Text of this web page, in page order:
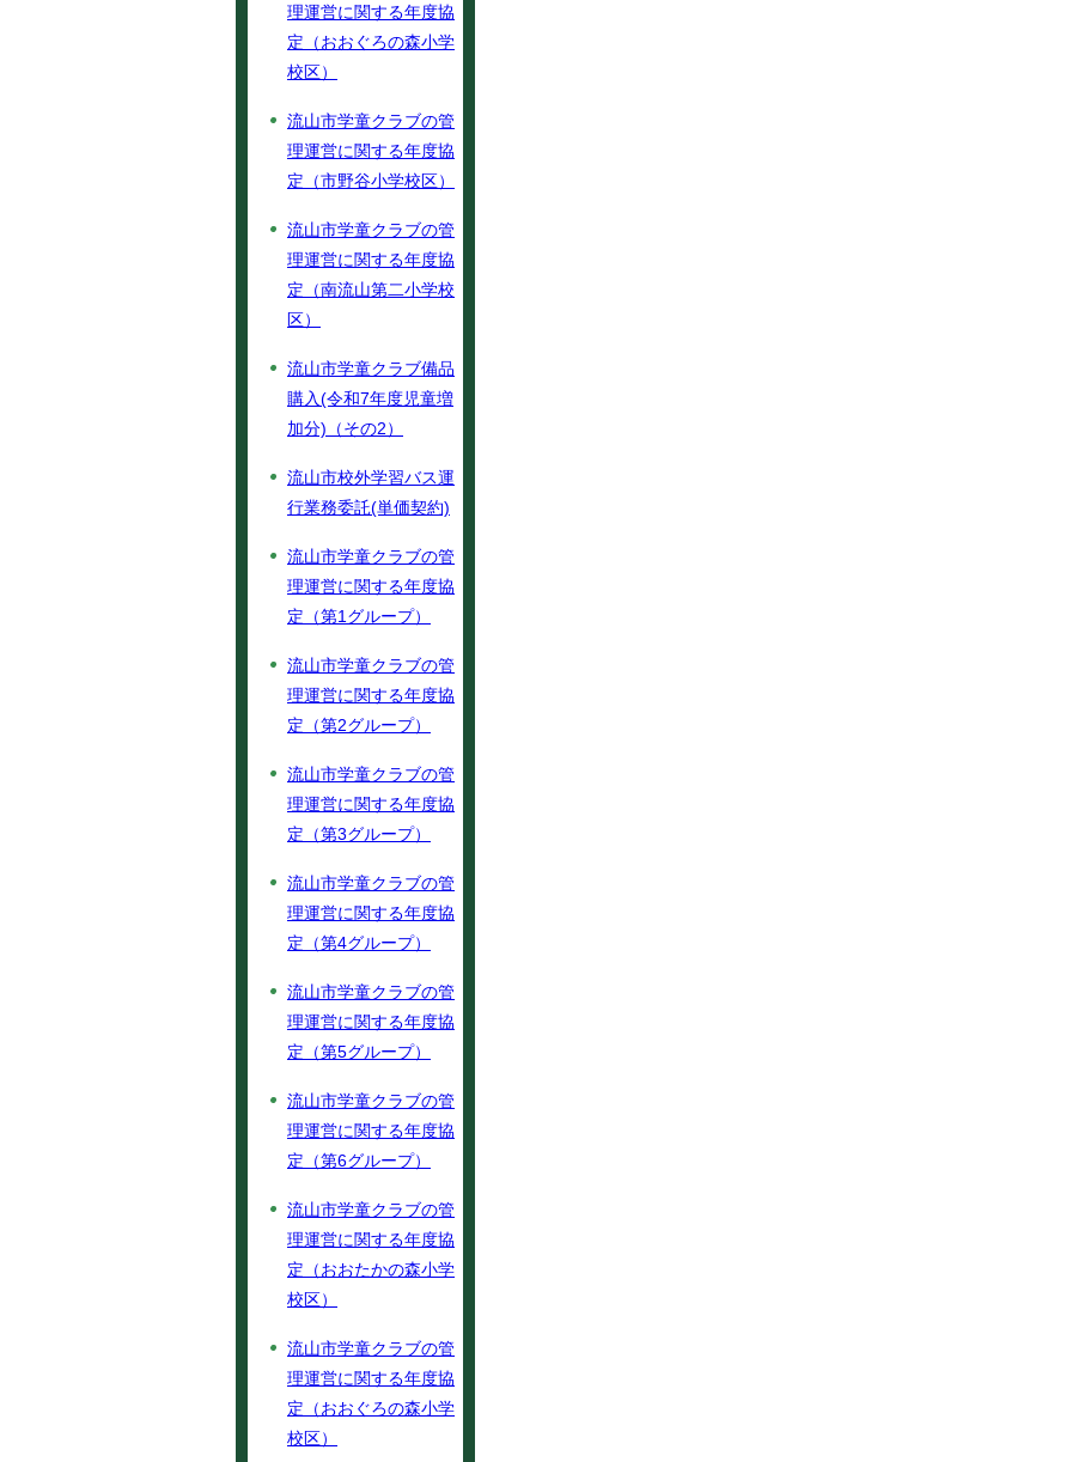
理運営に関する年度協
定（おおぐろの森小学
校区）
流山市学童クラブの管
理運営に関する年度協
定（市野谷小学校区）
流山市学童クラブの管
理運営に関する年度協
定（南流山第二小学校
区）
流山市学童クラブ備品
購入(令和7年度児童増
加分)（その2）
流山市校外学習バス運
行業務委託(単価契約)
流山市学童クラブの管
理運営に関する年度協
定（第1グループ）
流山市学童クラブの管
理運営に関する年度協
定（第2グループ）
流山市学童クラブの管
理運営に関する年度協
定（第3グループ）
流山市学童クラブの管
理運営に関する年度協
定（第4グループ）
流山市学童クラブの管
理運営に関する年度協
定（第5グループ）
流山市学童クラブの管
理運営に関する年度協
定（第6グループ）
流山市学童クラブの管
理運営に関する年度協
定（おおたかの森小学
校区）
流山市学童クラブの管
理運営に関する年度協
定（おおぐろの森小学
校区）